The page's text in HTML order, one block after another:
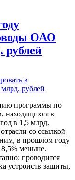
ОАО
рублей
программы по
находящихся в
в 1,5 млрд.
со ссылкой
в прошлом году
меньше.
проводится
устройств защиты,